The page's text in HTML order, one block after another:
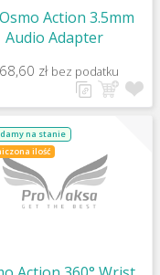
Action 3.5mm
Audio Adapter
zł bez podatku
na stanie
ilość